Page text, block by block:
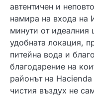
автентичен и
намира на входа на
минути от
удобната локация,
питейна вода и
благодарение на
районът на
чистия въздух не